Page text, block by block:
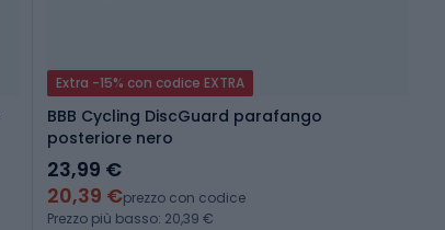
Extra -15% con codice EXTRA
BBB Cycling DiscGuard parafango
posteriore nero
23,99 €
20,39 €prezzo con codice
Prezzo più basso: 20,39 €